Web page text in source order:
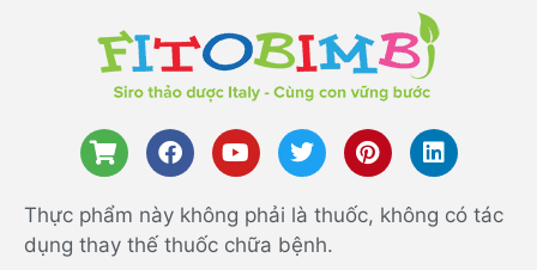
Thực phẩm này không phải là thuốc, không có tác
dụng thay thế thuốc chữa bệnh.